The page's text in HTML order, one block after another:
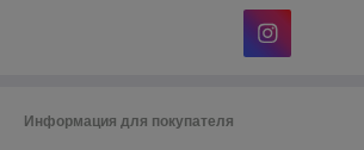
Информация для покупателя